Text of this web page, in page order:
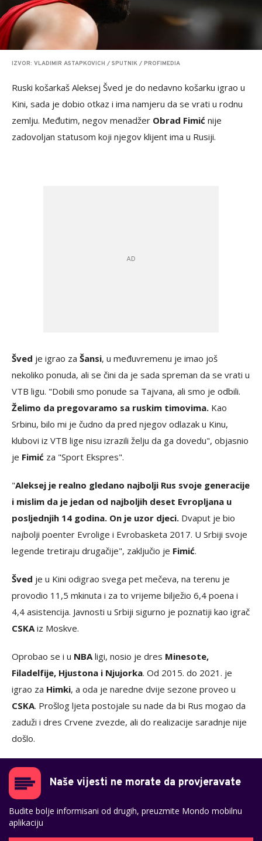
IZVOR: VLADIMIR ASTAPKOVICH / SPUTNIK / PROFIMEDIA
Ruski košarkaš Aleksej Šved je do nedavno košarku igrao u
Kini, sada je dobio otkaz i ima namjeru da se vrati u rodnu
zemlju. Međutim, negov menadžer Obrad Fimić nije
zadovoljan statusom koji njegov klijent ima u Rusiji.
Šved je igrao za Šansi, u međuvremenu je imao još
nekoliko ponuda, ali se čini da je sada spreman da se vrati u
VTB ligu. "Dobili smo ponude sa Tajvana, ali smo je odbili.
Želimo da pregovaramo sa ruskim timovima. Kao
Srbinu, bilo mi je čudno da pred njegov odlazak u Kinu,
klubovi iz VTB lige nisu izrazili želju da ga dovedu", objasnio
je Fimić za "Sport Ekspres".
"Aleksej je realno gledano najbolji Rus svoje generacije
i mislim da je jedan od najboljih deset Evropljana u
posljednjih 14 godina. On je uzor djeci. Dvaput je bio
najbolji poenter Evrolige i Evrobasketa 2017. U Srbiji svoje
legende tretiraju drugačije", zaključio je Fimić.
Šved je u Kini odigrao svega pet mečeva, na terenu je
provodio 11,5 mkinuta i za to vrijeme bilježio 6,4 poena i
4,4 asistencija. Javnosti u Srbiji sigurno je poznatiji kao igrač
CSKA iz Moskve.
Oprobao se i u NBA ligi, nosio je dres Minesote,
Filadelfije, Hjustona i Njujorka. Od 2015. do 2021. je
igrao za Himki, a oda je naredne dvije sezone proveo u
CSKA. Prošlog ljeta postojale su nade da bi Rus mogao da
zaduži i dres Crvene zvezde, ali do realizacije saradnje nije
došlo.
Naše vijesti ne morate da provjeravate
Budite bolje informisani od drugih, preuzmite Mondo mobilnu
aplikaciju